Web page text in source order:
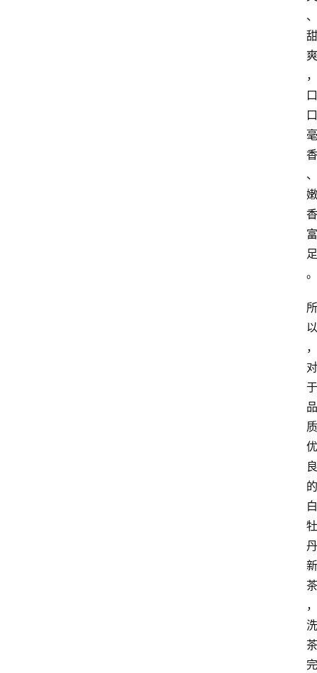
、
甜
爽
，
口
口
毫
香
、
嫩
香
富
足
。
所
以
，
对
于
品
质
优
良
的
白
牡
丹
新
茶
，
洗
茶
完